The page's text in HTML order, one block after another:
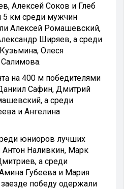
Алексей Соков и Глеб
5 км среди мужчин
Алексей Ромашевский,
Ширяев, а среди
Олеся
на 400 м победителями
Сафин, Дмитрий
а среди
и Ангелина
юниоров лучших
Антон Наливкин, Марк
а среди
Губеева и Мария
победу одержали